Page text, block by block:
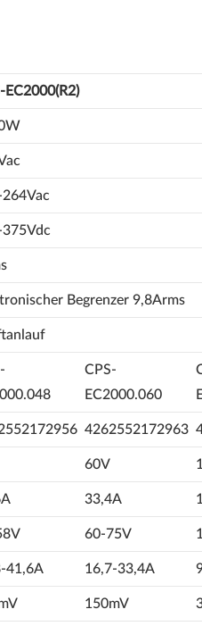
EC2000(R2)
Begrenzer 9,8Arms
CPS-
EC2000.060
4262552172963
60V
33,4A
60-75V
41,6A 16,7-33,4A
150mV